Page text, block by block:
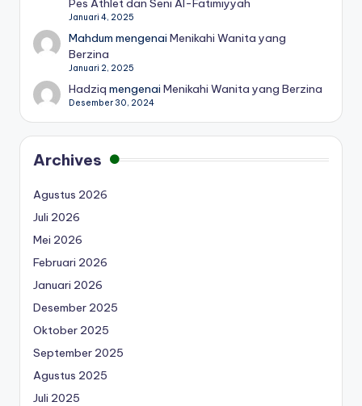
Pes Athlet dan Seni Al-Fatimiyyah
Januari 4, 2025
Mahdum mengenaiMenikahi Wanita yang
Berzina
Januari 2, 2025
Hadziq mengenaiMenikahi Wanita yang Berzina
Desember 30, 2024
Archives
Agustus 2026
Juli 2026
Mei 2026
Februari 2026
Januari 2026
Desember 2025
Oktober 2025
September 2025
Agustus 2025
Juli 2025